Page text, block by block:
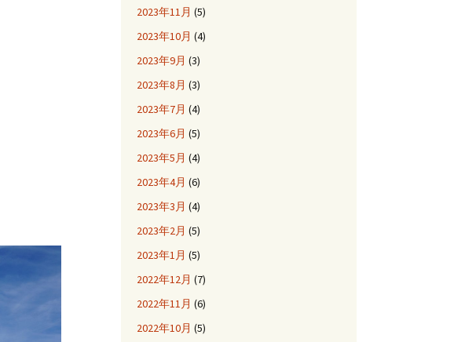
2023年11月 (5)
2023年10月 (4)
2023年9月 (3)
2023年8月 (3)
2023年7月 (4)
2023年6月 (5)
2023年5月 (4)
2023年4月 (6)
2023年3月 (4)
2023年2月 (5)
2023年1月 (5)
2022年12月 (7)
2022年11月 (6)
2022年10月 (5)